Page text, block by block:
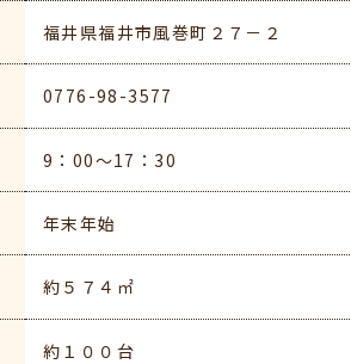
福井県福井市風巻町２７－２
0776-98-3577
9：00〜17：30
年末年始
約５７４㎡
約１００台